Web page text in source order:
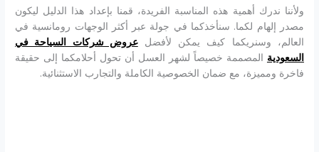
ولأننا ندرك أهمية هذه المناسبة الفريدة، قمنا بإعداد هذا الدليل ليكون
مصدر إلهام لكما. سنأخذكما في جولة عبر أكثر الوجهات رومانسية في
العالم، وسنريكما كيف يمكن لأفضلعروض شركات السياحة في
السعودية المصممة خصيصاً لشهر العسل أن تحول أحلامكما إلى حقيقة
فاخرة ومميزة، مع ضمان الخصوصية الكاملة والتجارب الاستثنائية.